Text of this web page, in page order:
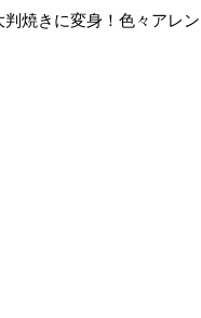
焼きに変身！色々アレン